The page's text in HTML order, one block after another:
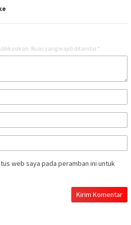
Ruas yang wajib ditandai *
web saya pada peramban ini untuk